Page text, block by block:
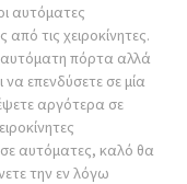
αυτόματες
τις χειροκίνητες.
αυτόματη πόρτα αλλά
να επενδύσετε σε μία
αργότερα σε
αυτόματες, καλό θα
την εν λόγω